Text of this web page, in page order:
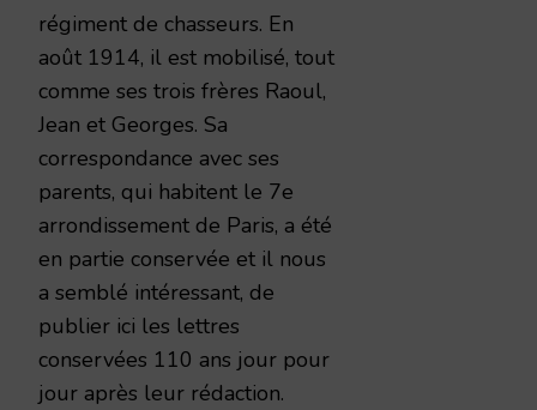
régiment de chasseurs. En
août 1914, il est mobilisé, tout
comme ses trois frères Raoul,
Jean et Georges. Sa
correspondance avec ses
parents, qui habitent le 7e
arrondissement de Paris, a été
en partie conservée et il nous
a semblé intéressant, de
publier ici les lettres
conservées 110 ans jour pour
jour après leur rédaction.